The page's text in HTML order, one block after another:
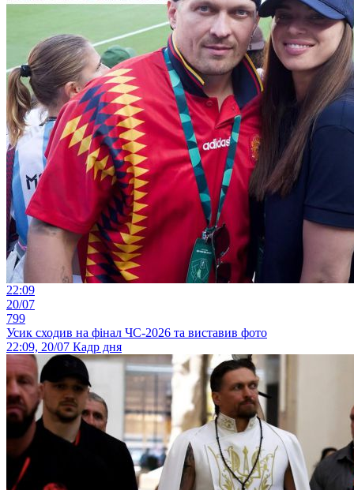
22:09
20/07
799
Усик сходив на фінал ЧС-2026 та виставив фото
22:09, 20/07 Кадр дня